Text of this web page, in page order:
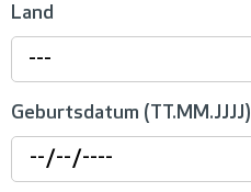
Land
---
Geburtsdatum (TT.MM.JJJJ)